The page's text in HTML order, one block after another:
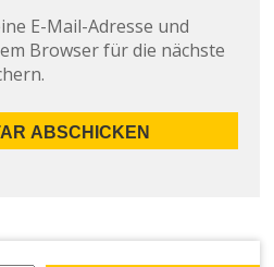
E-Mail-Adresse und
Browser für die nächste